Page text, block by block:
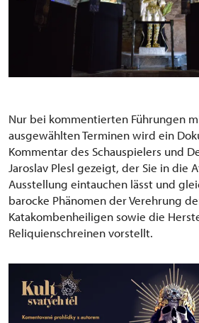
Nur bei kommentierten Führungen
ausgewählten Terminen wird ein
Kommentar des Schauspielers und
Jaroslav Plesl gezeigt, der Sie in die
Ausstellung eintauchen lässt und
barocke Phänomen der Verehrung
Katakombenheiligen sowie die
Reliquienschreinen vorstellt.